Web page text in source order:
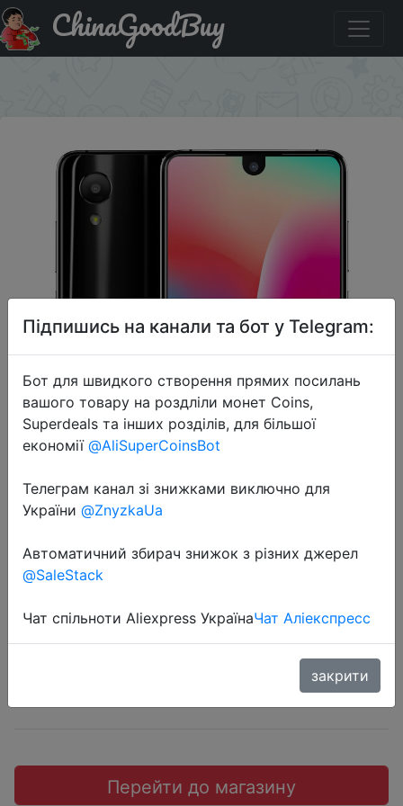
Придбати SHARP AQUOS S3 mini мобильный телефон
6GB+64GBChinaGoodBuy
2018-08-21
телефон 6GB+64GB
$143.77
Перейти до магазину
Підпишись на канали та бот у Telegram:
Бот для швидкого створення прямих посилань
вашого товару на роздліли монет Coins,
Superdeals та інших розділів, для більшої
економії @AliSuperCoinsBot
Телеграм канал зі знижками виключно для
України @ZnyzkaUa
Автоматичний збирач знижок з різних джерел
@SaleStack
Чат спільноти Aliexpress УкраїнаЧат Аліекспресс
закрити